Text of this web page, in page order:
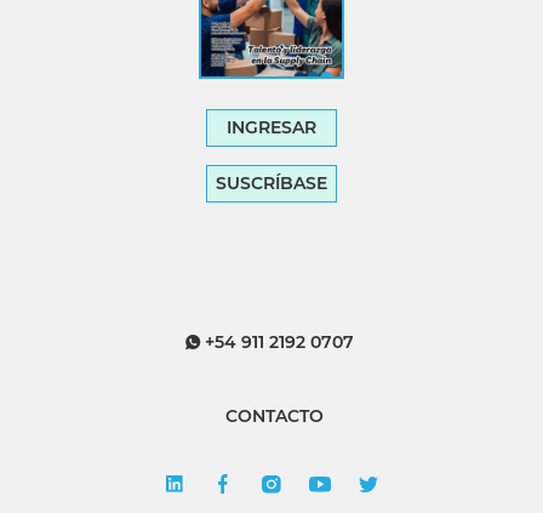
INGRESAR
SUSCRÍBASE
+54 911 2192 0707
CONTACTO